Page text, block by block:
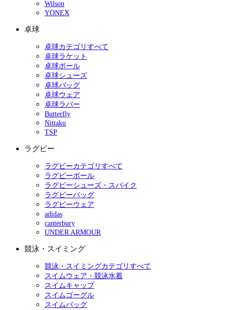
Wilson
YONEX
卓球
卓球カテゴリすべて
卓球ラケット
卓球ボール
卓球シューズ
卓球バッグ
卓球ウェア
卓球ラバー
Butterfly
Nittaku
TSP
ラグビー
ラグビーカテゴリすべて
ラグビーボール
ラグビーシューズ・スパイク
ラグビーバッグ
ラグビーウェア
adidas
canterbury
UNDER ARMOUR
競泳・スイミング
競泳・スイミングカテゴリすべて
スイムウェア・競泳水着
スイムキャップ
スイムゴーグル
スイムバッグ